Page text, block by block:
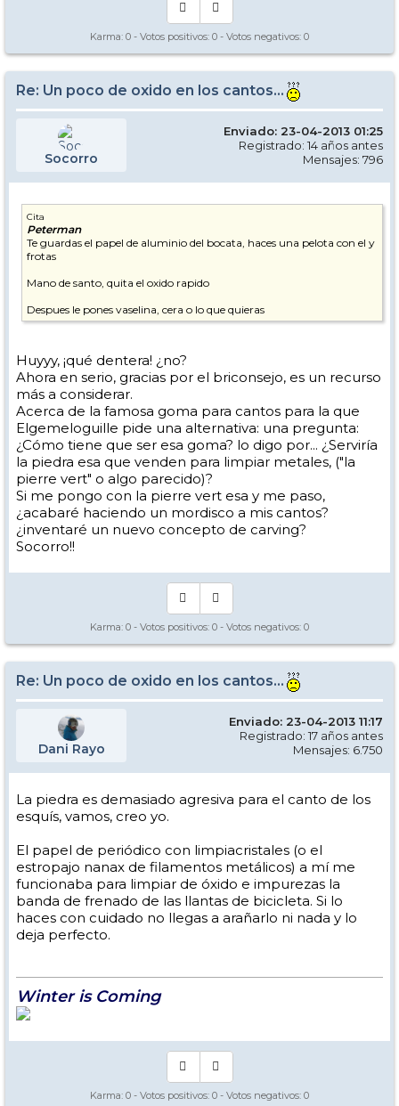
Karma: 0 - Votos positivos: 0 - Votos negativos: 0
Re: Un poco de oxido en los cantos...
Socorro
Enviado: 23-04-2013 01:25
Registrado: 14 años antes
Mensajes: 796
Cita
Peterman
Te guardas el papel de aluminio del bocata, haces una pelota con el y
frotas
Mano de santo, quita el oxido rapido
Despues le pones vaselina, cera o lo que quieras
Huyyy, ¡qué dentera! ¿no?
Ahora en serio, gracias por el briconsejo, es un recurso
más a considerar.
Acerca de la famosa goma para cantos para la que
Elgemeloguille pide una alternativa: una pregunta:
¿Cómo tiene que ser esa goma? lo digo por... ¿Serviría
la piedra esa que venden para limpiar metales, ("la
pierre vert" o algo parecido)?
Si me pongo con la pierre vert esa y me paso,
¿acabaré haciendo un mordisco a mis cantos?
¿inventaré un nuevo concepto de carving?
Socorro!!
Karma: 0 - Votos positivos: 0 - Votos negativos: 0
Re: Un poco de oxido en los cantos...
Dani Rayo
Enviado: 23-04-2013 11:17
Registrado: 17 años antes
Mensajes: 6.750
La piedra es demasiado agresiva para el canto de los
esquís, vamos, creo yo.
El papel de periódico con limpiacristales (o el
estropajo nanax de filamentos metálicos) a mí me
funcionaba para limpiar de óxido e impurezas la
banda de frenado de las llantas de bicicleta. Si lo
haces con cuidado no llegas a arañarlo ni nada y lo
deja perfecto.
Winter is Coming
Karma: 0 - Votos positivos: 0 - Votos negativos: 0